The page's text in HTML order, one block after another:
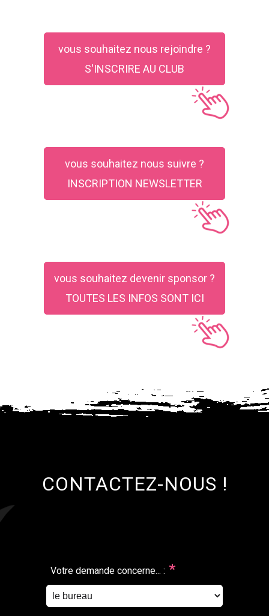
vous souhaitez nous rejoindre ?
S'INSCRIRE AU CLUB
vous souhaitez nous suivre ?
INSCRIPTION NEWSLETTER
vous souhaitez devenir sponsor ?
TOUTES LES INFOS SONT ICI
CONTACTEZ-NOUS !
Votre demande concerne... : *